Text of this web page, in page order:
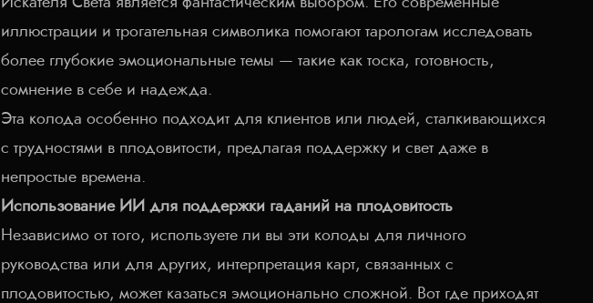
иллюстрации и трогательная символика помогают тарологам исследовать
более глубокие эмоциональные темы — такие как тоска, готовность,
сомнение в себе и надежда.
Эта колода особенно подходит для клиентов или людей, сталкивающихся
с трудностями в плодовитости, предлагая поддержку и свет даже в
непростые времена.
Использование ИИ для поддержки гаданий на плодовитость
Независимо от того, используете ли вы эти колоды для личного
руководства или для других, интерпретация карт, связанных с
плодовитостью, может казаться эмоционально сложной. Вот где приходят